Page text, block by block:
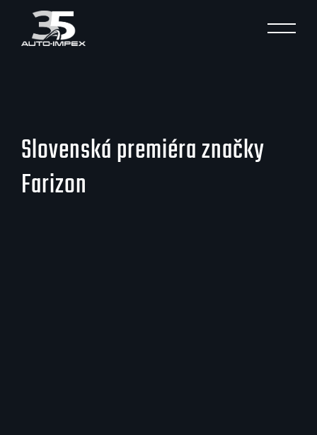
MENU
Slovenská premiéra značky
Farizon